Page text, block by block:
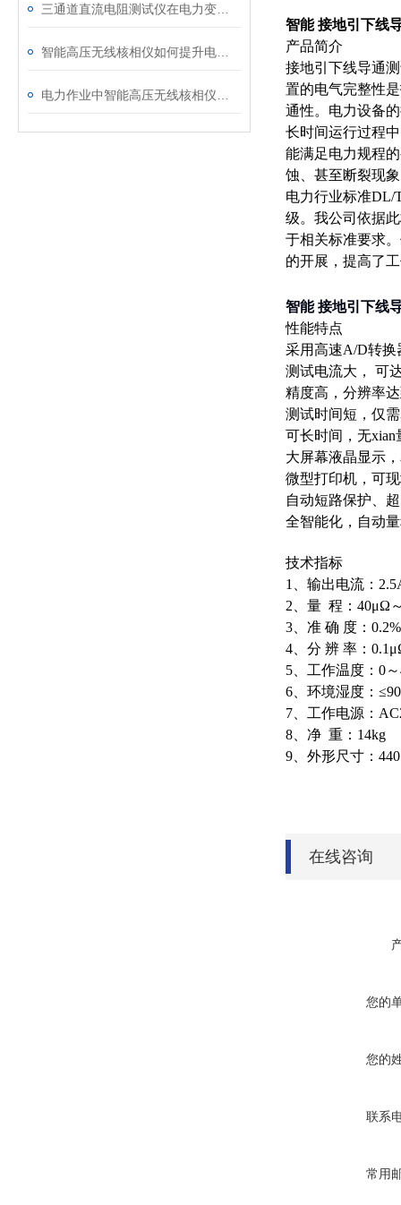
智能 接地引下线
产品简介
接地引下线导通
置的电气完整性
通性。电力设备
长时间运行过程
能满足电力规程
蚀、甚至断裂现
电力行业标准DL/
级。我公司依据
于相关标准要求
的开展，提高了
智能 接地引下线
性能特点
采用高速A/D转换
测试电流大， 可
精度高，分辨率
测试时间短，仅需
可长时间，无
大屏幕液晶显示
微型打印机，可
自动短路保护、
全智能化，自动
技术指标
1、输出电流：
2、量 程：40μΩ
3、准 确 度：0.2%
4、分 辨 率：
5、工作温度：0
6、环境湿度：
7、工作电源：
8、净 重：14kg
9、外形尺寸：
在线咨询
您的
您的
联系
常用